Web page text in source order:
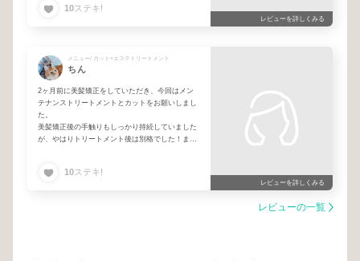
足です。また来ます。
10ステキ!
レビューを詳しくみる
メニュー/ カット×エステトリートメント
ちん
2ヶ月前に美髪矯正をしていただき、今回はメン
テナンストリートメントとカットをお願いしまし
た。
美髪矯正後の手触りもしっかり持続していました
が、やはりトリートメント後は別格でした！また
10ステキ!
レビューを詳しくみる
レビューの一覧